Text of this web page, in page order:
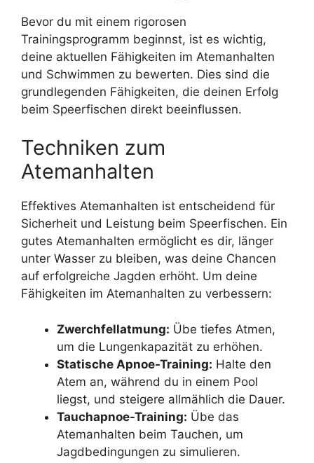
Bevor du mit einem rigorosen
Trainingsprogramm beginnst, ist es wichtig,
deine aktuellen Fähigkeiten im Atemanhalten
und Schwimmen zu bewerten. Dies sind die
grundlegenden Fähigkeiten, die deinen Erfolg
beim Speerfischen direkt beeinflussen.
Techniken zum
Atemanhalten
Effektives Atemanhalten ist entscheidend für
Sicherheit und Leistung beim Speerfischen. Ein
gutes Atemanhalten ermöglicht es dir, länger
unter Wasser zu bleiben, was deine Chancen
auf erfolgreiche Jagden erhöht. Um deine
Fähigkeiten im Atemanhalten zu verbessern:
Zwerchfellatmung: Übe tiefes Atmen,
um die Lungenkapazität zu erhöhen.
Statische Apnoe-Training: Halte den
Atem an, während du in einem Pool
liegst, und steigere allmählich die Dauer.
Tauchapnoe-Training: Übe das
Atemanhalten beim Tauchen, um
Jagdbedingungen zu simulieren.